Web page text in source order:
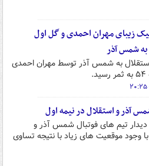
زیبای مهران احمدی و گل اول
به شمس آذر
به شمس آذر توسط مهران احمدی
آذر و استقلال در نیمه اول
دیدار تیم های فوتبال شمس آذر و
وجود موقعیت های زیاد با نتیجه تساوی